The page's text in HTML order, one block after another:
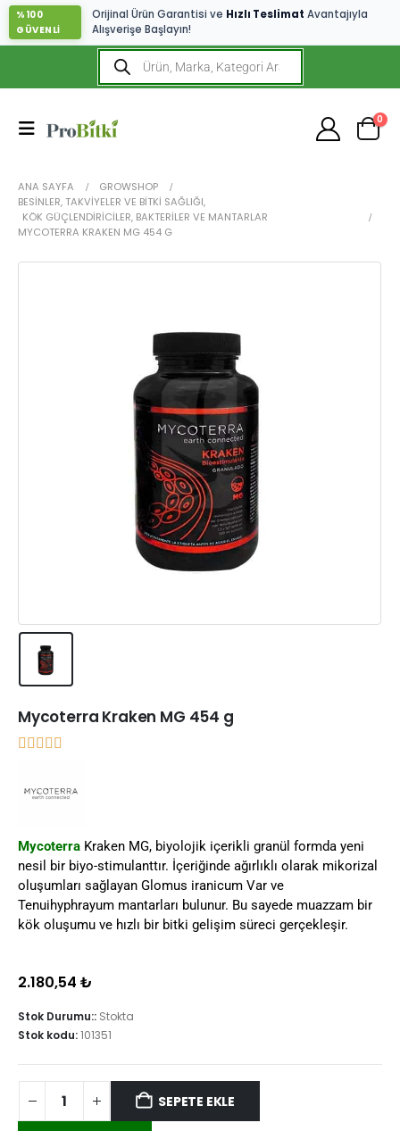
%100
GÜVENLİ
Orijinal Ürün Garantisi ve Hızlı Teslimat Avantajıyla
Alışverişe Başlayın!
0
ANA SAYFA
GROWSHOP
BESINLER, TAKVIYELER VE BITKI SAĞLIĞI,
KÖK GÜÇLENDIRICILER, BAKTERILER VE MANTARLAR
MYCOTERRA KRAKEN MG 454 G
Mycoterra Kraken MG 454 g
Mycoterra Kraken MG, biyolojik içerikli granül formda yeni
nesil bir biyo-stimulanttır. İçeriğinde ağırlıklı olarak mikorizal
oluşumları sağlayan Glomus iranicum Var ve
Tenuihyphrayum mantarları bulunur. Bu sayede muazzam bir
kök oluşumu ve hızlı bir bitki gelişim süreci gerçekleşir.
2.180,54 ₺
Stok Durumu:: Stokta
Stok kodu:101351
SEPETE EKLE